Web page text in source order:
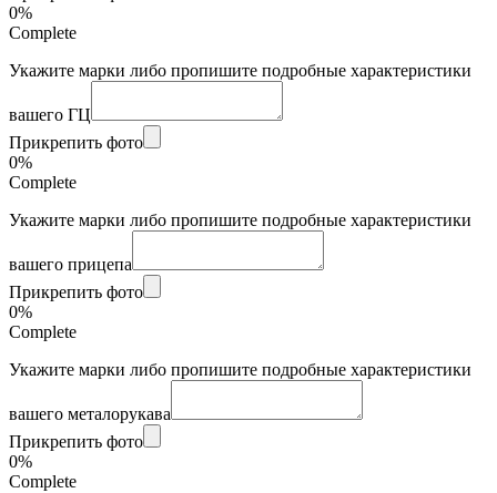
0%
Complete
Укажите марки либо пропишите подробные характеристики
вашего ГЦ
Прикрепить фото
0%
Complete
Укажите марки либо пропишите подробные характеристики
вашего прицепа
Прикрепить фото
0%
Complete
Укажите марки либо пропишите подробные характеристики
вашего металорукава
Прикрепить фото
0%
Complete